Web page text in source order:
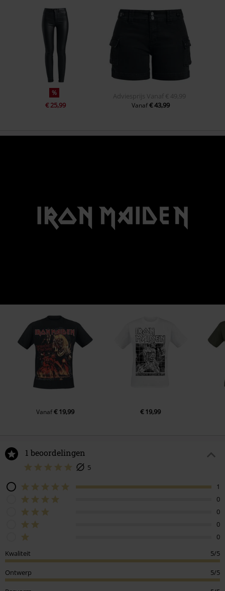
%
€ 25,99
Adviesprijs Vanaf € 49,99
Vanaf€ 43,99
Vanaf€ 19,99 € 19,99
1 beoordelingen
5
1
0
0
0
0
Kwaliteit
5/5
Ontwerp 5/5